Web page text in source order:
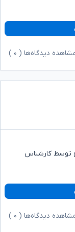
دیدگاه‌ها ( ۰
توسط کارشناس
دیدگاه‌ها ( ۰